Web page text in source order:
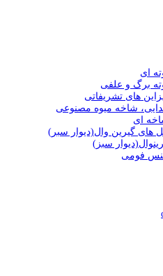
ای
برگ و علفی
های تشریفاتی
شاخه میوه مصنوعی
ای
های گیرین وال(دیوار سبر)
سبز)
فومی